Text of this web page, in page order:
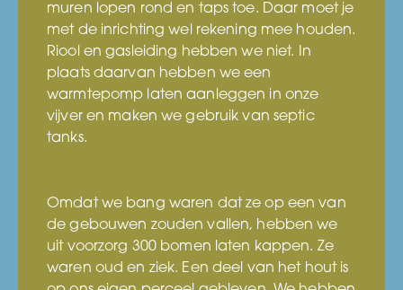
muren lopen rond en taps toe. Daar moet je
met de inrichting wel rekening mee houden.
Riool en gasleiding hebben we niet. In
plaats daarvan hebben we een
warmtepomp laten aanleggen in onze
vijver en maken we gebruik van septic
tanks.
Omdat we bang waren dat ze op een van
de gebouwen zouden vallen, hebben we
uit voorzorg 300 bomen laten kappen. Ze
waren oud en ziek. Een deel van het hout is